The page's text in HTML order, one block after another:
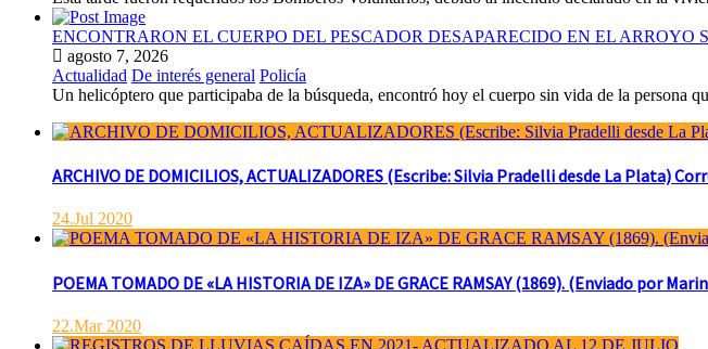
ENCONTRARON EL CUERPO DEL PESCADOR DESAPARECIDO EN EL ARROYO
agosto 7, 2026
Actualidad De interés general Policía
Un helicóptero que participaba de la búsqueda, encontró hoy el cuerpo sin vida de la persona
ARCHIVO DE DOMICILIOS, ACTUALIZADORES (Escribe: Silvia Pradelli desde La Plata)
24.Jul 2020
POEMA TOMADO DE «LA HISTORIA DE IZA» DE GRACE RAMSAY (1869). (Enviado por
22.Mar 2020